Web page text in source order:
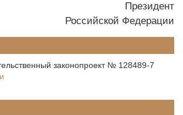
Президент
Российской Федерации
законопроект № 128489-7